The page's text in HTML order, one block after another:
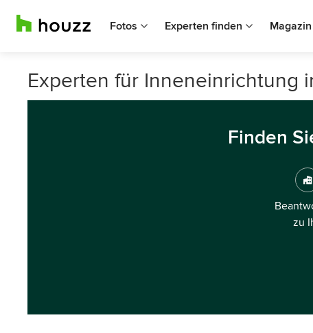
Fotos Experten finden Magazin
Experten für Inneneinrichtung
Finden
zu